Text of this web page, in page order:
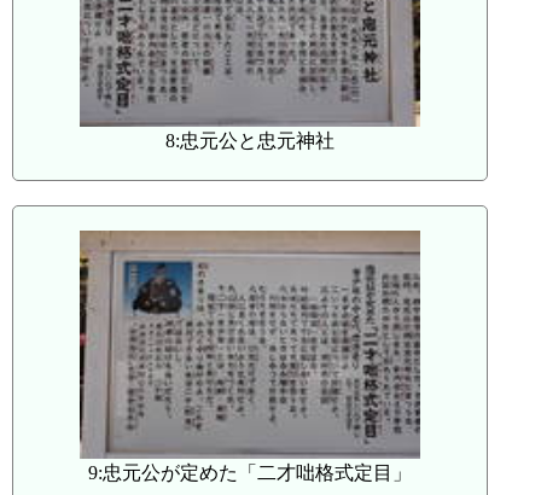
8:忠元公と忠元神社
9:忠元公が定めた「二才咄格式定目」